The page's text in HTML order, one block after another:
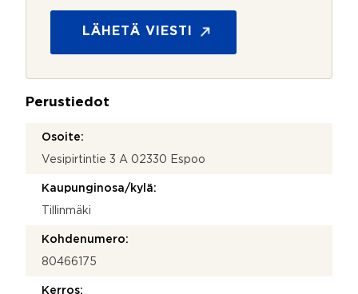
o
*
i
LÄHETÄ VIESTI
Perustiedot
Osoite:
Vesipirtintie 3 A 02330 Espoo
Kaupunginosa/kylä:
Tillinmäki
Kohdenumero:
80466175
Kerros: